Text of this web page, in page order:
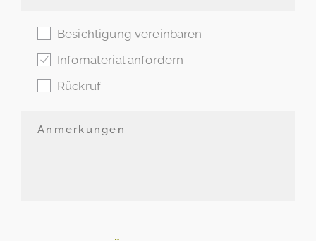
Besichtigung vereinbaren
Infomaterial anfordern
Rückruf